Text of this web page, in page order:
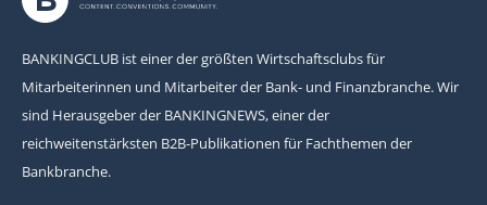
BANKINGCLUB ist einer der größten Wirtschaftsclubs für
Mitarbeiterinnen und Mitarbeiter der Bank- und Finanzbranche. Wir
sind Herausgeber der BANKINGNEWS, einer der
reichweitenstärksten B2B-Publikationen für Fachthemen der
Bankbranche.